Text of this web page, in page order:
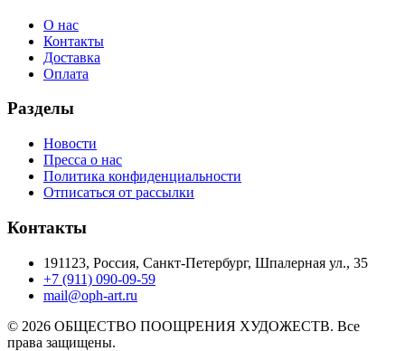
О нас
Контакты
Доставка
Оплата
Разделы
Новости
Пресса о нас
Политика конфиденциальности
Отписаться от рассылки
Контакты
191123, Россия, Санкт-Петербург, Шпалерная ул., 35
+7 (911) 090-09-59
mail@oph-art.ru
© 2026 ОБЩЕСТВО ПООЩРЕНИЯ ХУДОЖЕСТВ. Все
права защищены.